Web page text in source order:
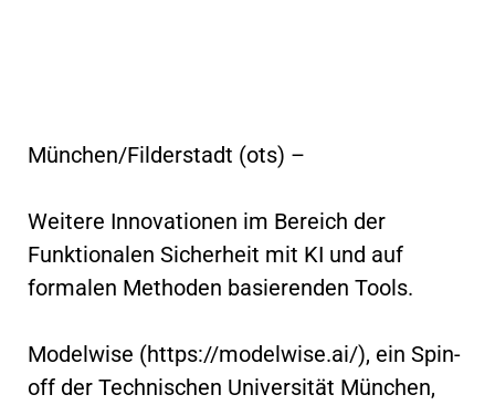
München/Filderstadt (ots) –
Weitere Innovationen im Bereich der
Funktionalen Sicherheit mit KI und auf
formalen Methoden basierenden Tools.
Modelwise (https://modelwise.ai/), ein Spin-
off der Technischen Universität München,